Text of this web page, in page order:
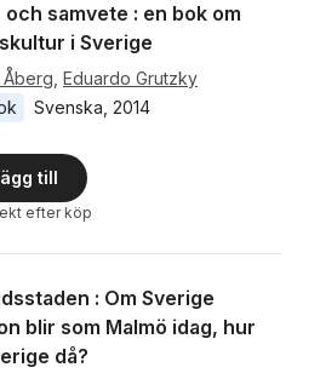
och samvete : en bok om
i Sverige
Åberg Eduardo Grutzky
Svenska 2014
till
efter köp
: Om Sverige
blir som Malmö idag, hur
då?